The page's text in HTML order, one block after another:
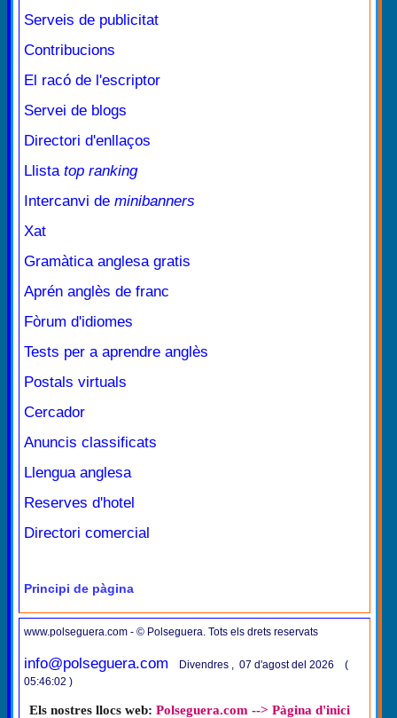
Serveis de publicitat
Contribucions
El racó de l'escriptor
Servei de blogs
Directori d'enllaços
Llista top ranking
Intercanvi de minibanners
Xat
Gramàtica anglesa gratis
Aprén anglès de franc
Fòrum d'idiomes
Tests per a aprendre anglès
Postals virtuals
Cercador
Anuncis classificats
Llengua anglesa
Reserves d'hotel
Directori comercial
Principi de pàgina
www.polseguera.com - © Polseguera. Tots els drets reservats
info@polseguera.com
Divendres , 07 d'agost del 2026 (
05:46:02 )
Els nostres llocs web: Polseguera.com --> Pàgina d'inici